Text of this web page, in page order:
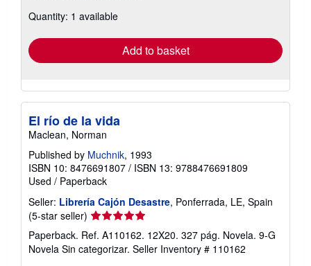
Quantity: 1 available
Add to basket
El río de la vida
Maclean, Norman
Published by Muchnik, 1993
ISBN 10: 8476691807 / ISBN 13: 9788476691809
Used / Paperback
Seller: Librería Cajón Desastre, Ponferrada, LE, Spain
(5-star seller) Seller
rating
5
out
Paperback. Ref. A110162. 12X20. 327 pág. Novela. 9-G
Novela Sin categorizar. Seller Inventory # 110162